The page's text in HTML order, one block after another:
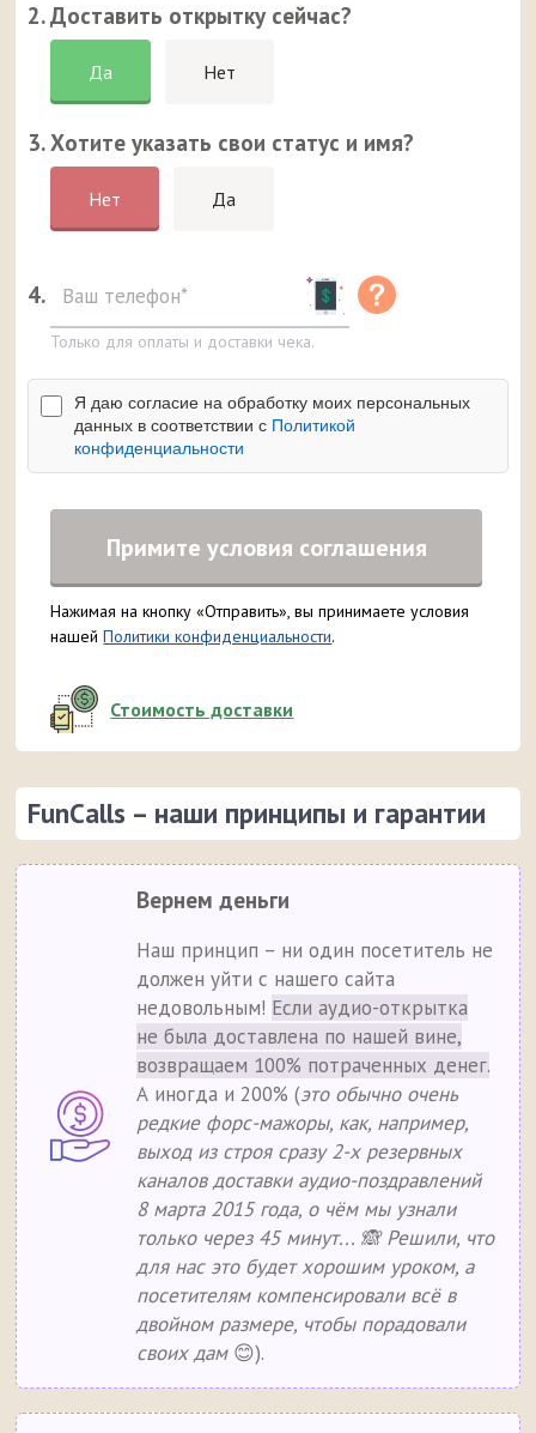
2. Доставить открытку сейчас?
Да Нет
3. Хотите указать свои статус и имя?
Нет Да
4.
Только для оплаты и доставки чека.
Я даю согласие на обработку моих персональных
данных в соответствии с Политикой
конфиденциальности
Примите условия соглашения
Нажимая на кнопку «Отправить», вы принимаете условия
нашейПолитики конфиденциальности.
Стоимость доставки
FunCalls – наши принципы и гарантии
Вернем деньги
Наш принцип – ни один посетитель не
должен уйти с нашего сайта
недовольным! Если аудио-открытка
не была доставлена по нашей вине,
возвращаем 100% потраченных денег.
А иногда и 200% (это обычно очень
редкие форс-мажоры, как, например,
выход из строя сразу 2-х резервных
каналов доставки аудио-поздравлений
8 марта 2015 года, о чём мы узнали
только через 45 минут... 🙈 Решили, что
для нас это будет хорошим уроком, а
посетителям компенсировали всё в
двойном размере, чтобы порадовали
своих дам😊).